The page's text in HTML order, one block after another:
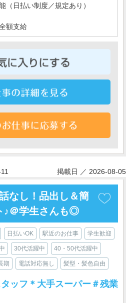
（日払い制度／規定あり）
額支給
掲載日 ／ 2026-08-05
なし！品出し＆簡
♪＠学生さんも◎
日払いOK 駅近のお仕事 学生歓迎
30代活躍中 40・50代活躍中
期 電話対応無し 髪型・髪色自由
ッフ＊大手スーパー＃残業